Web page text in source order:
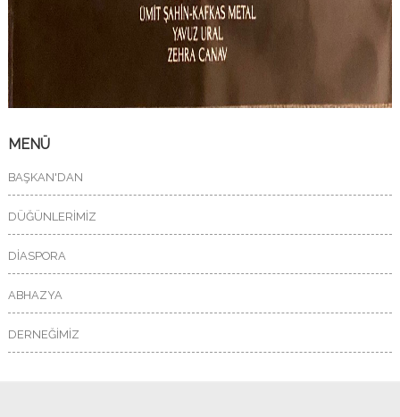
MENÜ
BAŞKAN'DAN
DÜĞÜNLERİMİZ
DİASPORA
ABHAZYA
DERNEĞİMİZ